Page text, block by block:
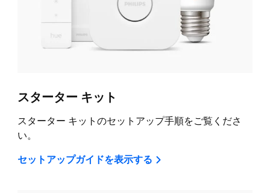
スターター キット
スターター キットのセットアップ手順をご覧くださ
い。
セットアップガイドを表示する